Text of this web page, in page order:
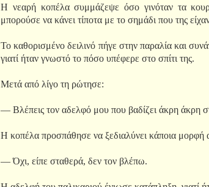
Η νεαρή κοπέλα συμμάζεψε όσο γινόταν τα
μπορούσε να κάνει τίποτα με το σημάδι που της
Το καθορισμένο δειλινό πήγε στην παραλία και
γιατί ήταν γνωστό το πόσο υπέφερε στο σπίτι της.
Μετά από λίγο τη ρώτησε:
— Βλέπεις τον αδελφό μου που βαδίζει άκρη άκρη
Η κοπέλα προσπάθησε να ξεδιαλύνει κάποια μορφή
— Όχι, είπε σταθερά, δεν τον βλέπω.